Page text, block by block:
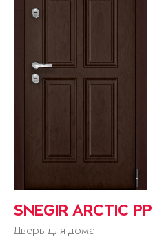
SNEGIR ARCTIC PP
Дверь для дома